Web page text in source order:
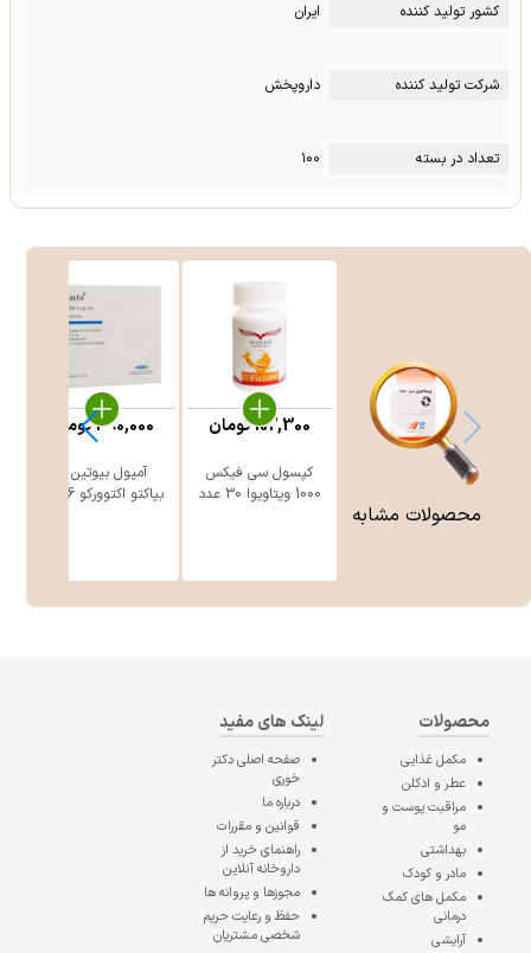
کشور تولید کننده ایران
شرکت تولید کننده داروپخش
تعداد در بسته ۱۰۰
محصولات مشابه
کپسول سی فیکس
1000 ویتاویوا 30 عدد
102,300تومان
بیاکتو اکتوورکو 6 عدد
390,000تومان
محصولات
مکمل غذایی
عطر و ادکلن
مراقبت پوست و
مو
بهداشتی
مادر و کودک
مکمل های کمک
درمانی
آرایشی
لینک های مفید
صفحه اصلیدکتر
خوری
درباره ما
قوانین و مقررات
راهنمای خرید از
داروخانه آنلاین
مجوزها و پروانه ها
حفظ و رعایت حریم
شخصی مشتریان